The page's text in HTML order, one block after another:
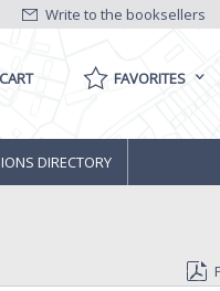
Write to the booksellers
CART FAVORITES
DIRECTORY